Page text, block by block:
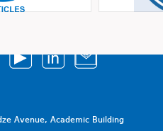
Avenue, Academic Building